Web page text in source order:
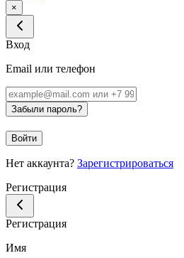
×
Вход
Email или телефон
Забыли пароль?
Войти
Нет аккаунта? Зарегистрироваться
Регистрация
Регистрация
Имя